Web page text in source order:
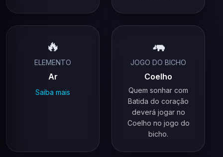
🔥
ELEMENTO
Ar
Saiba mais
🦛
JOGO DO BICHO
Coelho
Quem sonhar com
Batida do coração
deverá jogar no
Coelho no jogo do
bicho.